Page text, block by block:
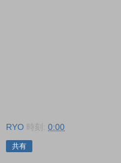
RYO 時刻: 0:00
共有